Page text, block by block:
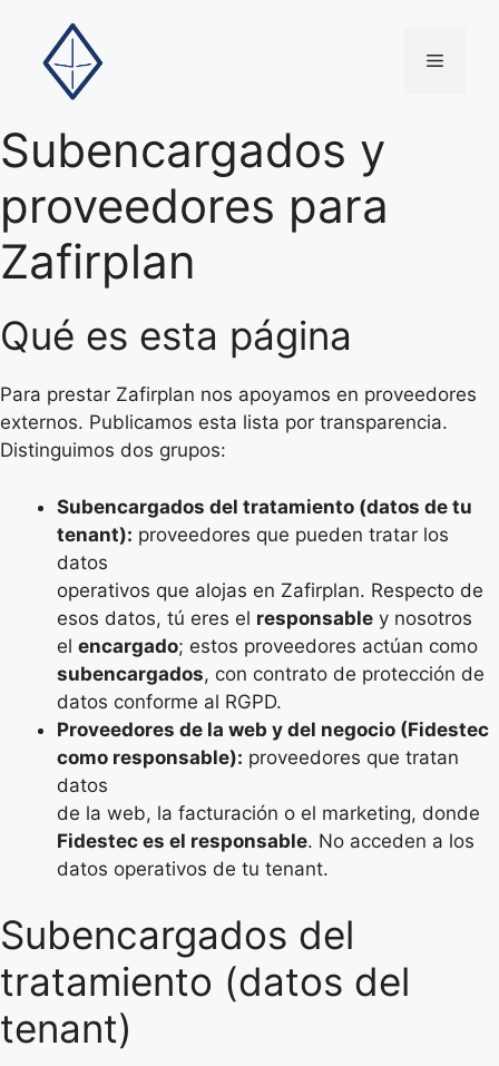
contenido
Menú
Subencargados y
proveedores para
Zafirplan
Qué es esta página
Para prestar Zafirplan nos apoyamos en proveedores
externos. Publicamos esta lista por transparencia.
Distinguimos dos grupos:
Subencargados del tratamiento (datos de tu
tenant): proveedores que pueden tratar los
datos
operativos que alojas en Zafirplan. Respecto de
esos datos, tú eres el responsable y nosotros
el encargado; estos proveedores actúan como
subencargados, con contrato de protección de
datos conforme al RGPD.
Proveedores de la web y del negocio (Fidestec
como responsable): proveedores que tratan
datos
de la web, la facturación o el marketing, donde
Fidestec es el responsable. No acceden a los
datos operativos de tu tenant.
Subencargados del
tratamiento (datos del
tenant)